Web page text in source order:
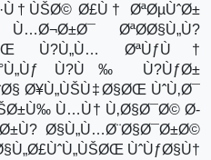
Ø£Ù† ØªØµÙˆØ±
ØªØ­Ø§Ù„Ù?
Ù?Ù„Ù… ØªÙƒÙ†
Ù?Ù‰ Ù?ÙƒØ±
Ø¥Ù„ÙŠÙ‡Ø§ØŒ ÙˆÙ‚Ø¯
Ù…Ù† Ù‚Ø§Ø¯Ø© Ø­
Ø§Ù„Ù…Ø¨Ø§Ø¯Ø±Ø©
ÙˆÙƒØ§Ù†